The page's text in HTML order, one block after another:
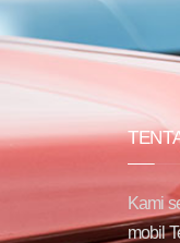
Kami
mobil